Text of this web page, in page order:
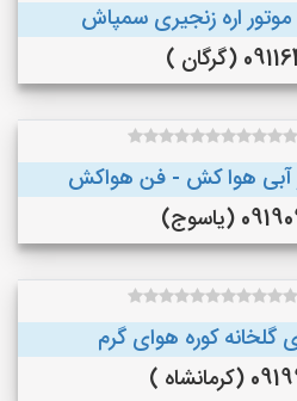
اره زنجیری سمپاش
)
آبی هوا کش - فن هواکش
(یاسوج)
گلخانه کوره هوای گرم
)